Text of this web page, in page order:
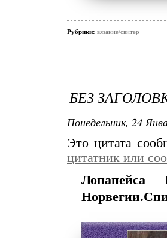
Рубрики: вязание/свитер
БЕЗ
Понедельник, 24
Это цитата
цитатник или
Лопапейса